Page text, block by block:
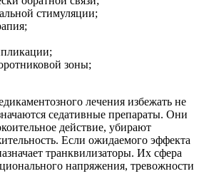
стимуляции;
зоны;
лечения избежать не
седативные препараты. Они
действие, убирают
Если ожидаемого эффекта
транквилизаторы. Их сфера
напряжения, тревожности